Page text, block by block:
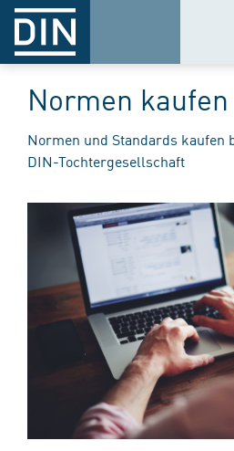
Normen kaufen
Normen und Standards kaufen
DIN-Tochtergesellschaft